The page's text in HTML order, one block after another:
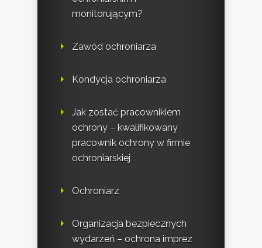
monitorującym?
Zawód ochroniarza
Kondycja ochroniarza
Jak zostać pracownikiem
ochrony – kwalifikowany
pracownik ochrony w firmie
ochroniarskiej
Ochroniarz
Organizacja bezpiecznych
wydarzeń – ochrona imprez